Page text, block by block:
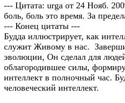
--- Цитата: urga от 24 Нояб.
боль, боль это время. За
--- Конец цитаты ---
Будда иллюстрирует, как
служит Живому в нас.
эволюции, Он сделал для
облагородившее силы,
интеллект в полночный час.
человеческий интеллект.